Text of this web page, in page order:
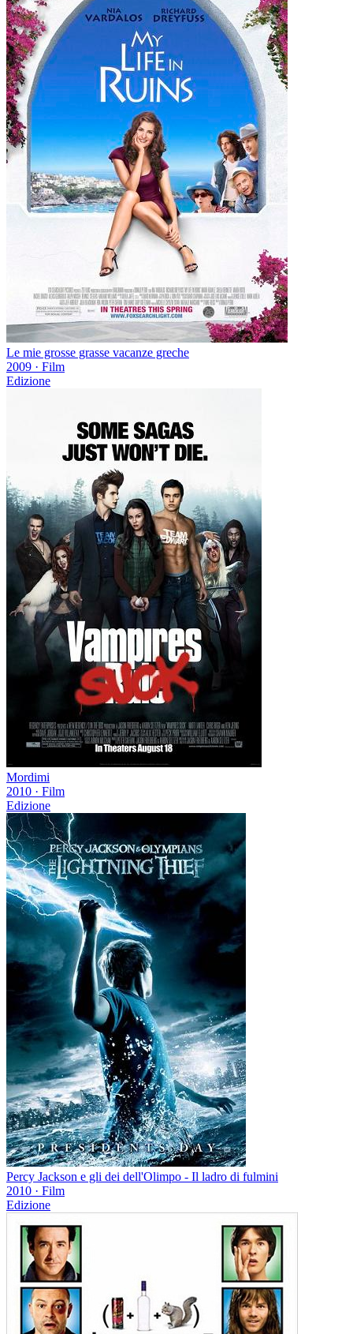
Le mie grosse grasse vacanze greche
2009 · Film
Edizione
Mordimi
2010 · Film
Edizione
Percy Jackson e gli dei dell'Olimpo - Il ladro di fulmini
2010 · Film
Edizione